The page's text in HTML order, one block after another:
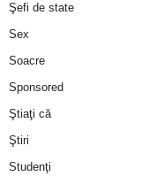
Şefi de state
Sex
Soacre
Sponsored
Ştiaţi că
Ştiri
Studenţi